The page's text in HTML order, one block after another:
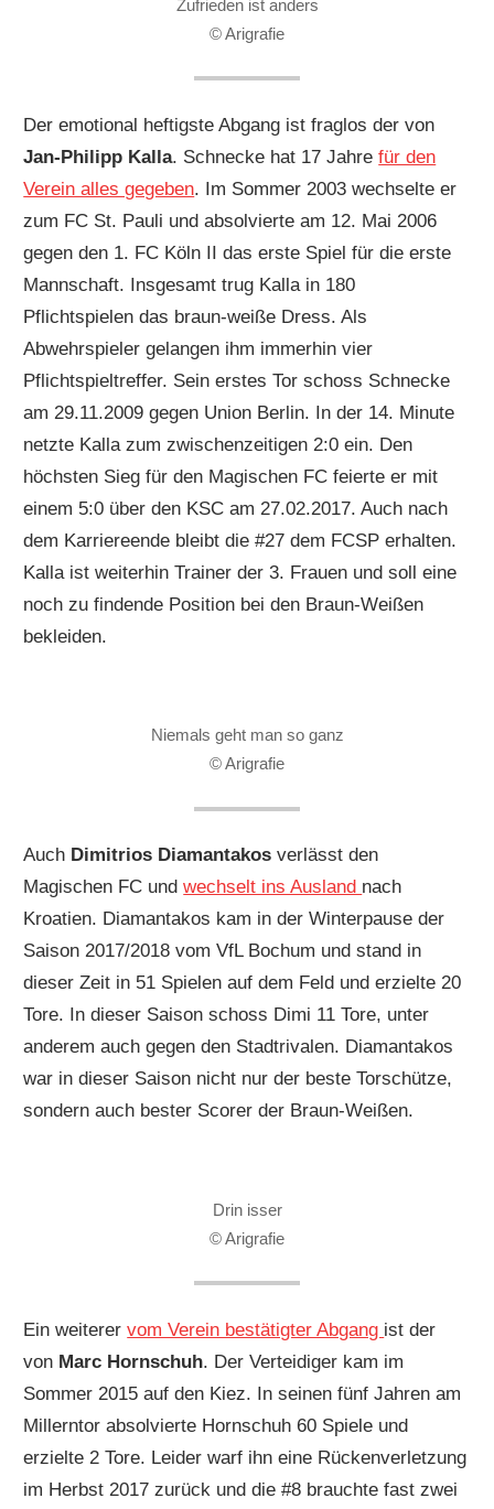
Zufrieden ist anders
© Arigrafie
Der emotional heftigste Abgang ist fraglos der von
Jan-Philipp Kalla. Schnecke hat 17 Jahrefür den
Verein alles gegeben. Im Sommer 2003 wechselte er
zum FC St. Pauli und absolvierte am 12. Mai 2006
gegen den 1. FC Köln II das erste Spiel für die erste
Mannschaft. Insgesamt trug Kalla in 180
Pflichtspielen das braun-weiße Dress. Als
Abwehrspieler gelangen ihm immerhin vier
Pflichtspieltreffer. Sein erstes Tor schoss Schnecke
am 29.11.2009 gegen Union Berlin. In der 14. Minute
netzte Kalla zum zwischenzeitigen 2:0 ein. Den
höchsten Sieg für den Magischen FC feierte er mit
einem 5:0 über den KSC am 27.02.2017. Auch nach
dem Karriereende bleibt die #27 dem FCSP erhalten.
Kalla ist weiterhin Trainer der 3. Frauen und soll eine
noch zu findende Position bei den Braun-Weißen
bekleiden.
Niemals geht man so ganz
© Arigrafie
Auch Dimitrios Diamantakos verlässt den
Magischen FC undwechselt ins Ausland nach
Kroatien. Diamantakos kam in der Winterpause der
Saison 2017/2018 vom VfL Bochum und stand in
dieser Zeit in 51 Spielen auf dem Feld und erzielte 20
Tore. In dieser Saison schoss Dimi 11 Tore, unter
anderem auch gegen den Stadtrivalen. Diamantakos
war in dieser Saison nicht nur der beste Torschütze,
sondern auch bester Scorer der Braun-Weißen.
Drin isser
© Arigrafie
Ein weiterervom Verein bestätigter Abgang ist der
von Marc Hornschuh. Der Verteidiger kam im
Sommer 2015 auf den Kiez. In seinen fünf Jahren am
Millerntor absolvierte Hornschuh 60 Spiele und
erzielte 2 Tore. Leider warf ihn eine Rückenverletzung
im Herbst 2017 zurück und die #8 brauchte fast zwei